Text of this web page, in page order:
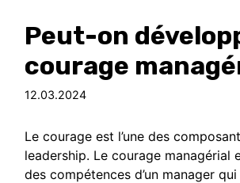
Peut-on
courage
12.03.2024
Le courage est l’une des
leadership. Le courage managérial
des compétences d’un manager